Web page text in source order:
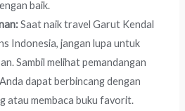
baik.
Saat naik travel Garut Kendal
Indonesia, jangan lupa untuk
Sambil melihat pemandangan
dapat berbincang dengan
atau membaca buku favorit.